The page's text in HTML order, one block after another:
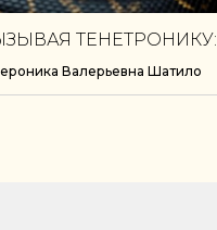
ТЕНЕТРОНИКУ:
Валерьевна Шатило